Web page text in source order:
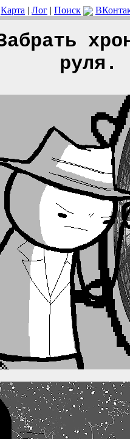
Карта | Лог | Поиск
руля.